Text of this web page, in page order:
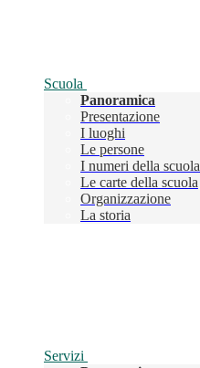
Scuola
Panoramica
Presentazione
I luoghi
Le persone
I numeri della scuola
Le carte della scuola
Organizzazione
La storia
Servizi